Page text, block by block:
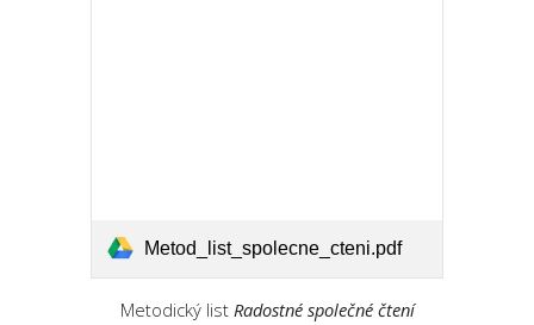
Metod_list_spolecne_cteni.pdf
Metodický list Radostné společné čtení